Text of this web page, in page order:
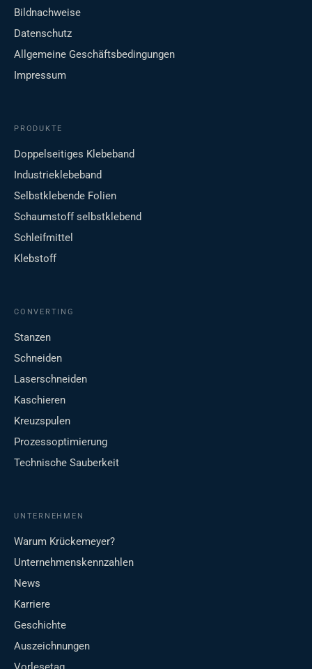
Bildnachweise
Datenschutz
Allgemeine Geschäftsbedingungen
Impressum
PRODUKTE
Doppelseitiges Klebeband
Industrieklebeband
Selbstklebende Folien
Schaumstoff selbstklebend
Schleifmittel
Klebstoff
CONVERTING
Stanzen
Schneiden
Laserschneiden
Kaschieren
Kreuzspulen
Prozessoptimierung
Technische Sauberkeit
UNTERNEHMEN
Warum Krückemeyer?
Unternehmenskennzahlen
News
Karriere
Geschichte
Auszeichnungen